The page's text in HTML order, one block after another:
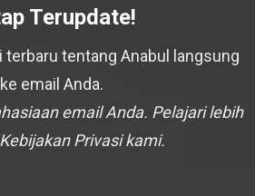
Terupdate!
terbaru tentang Anabul langsung
ke email Anda.
email Anda. Pelajari lebih
Privasi kami.